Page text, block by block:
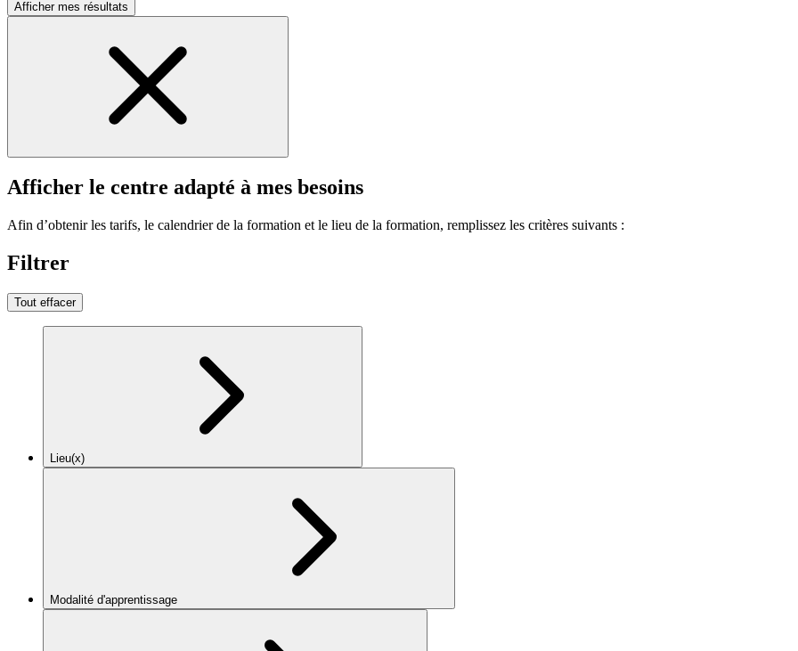
Afficher mes résultats
Afficher le centre adapté à mes besoins
Afin d’obtenir les tarifs, le calendrier de la formation et le lieu de la formation, remplissez les critères suivants :
Filtrer
Tout effacer
Lieu(x)
Modalité d'apprentissage